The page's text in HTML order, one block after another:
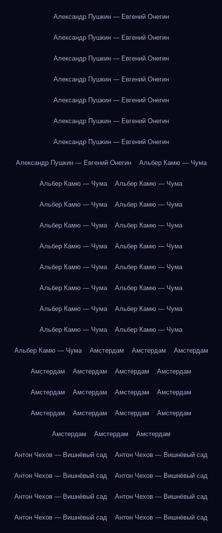
Александр Пушкин — Евгений Онегин
Александр Пушкин — Евгений Онегин
Александр Пушкин — Евгений Онегин
Александр Пушкин — Евгений Онегин
Александр Пушкин — Евгений Онегин
Александр Пушкин — Евгений Онегин
Александр Пушкин — Евгений Онегин
Александр Пушкин — Евгений Онегин Альбер Камю — Чума
Альбер Камю — Чума Альбер Камю — Чума
Альбер Камю — Чума Альбер Камю — Чума
Альбер Камю — Чума Альбер Камю — Чума
Альбер Камю — Чума Альбер Камю — Чума
Альбер Камю — Чума Альбер Камю — Чума
Альбер Камю — Чума Альбер Камю — Чума
Альбер Камю — Чума Альбер Камю — Чума
Альбер Камю — Чума Альбер Камю — Чума
Альбер Камю — Чума Амстердам Амстердам Амстердам
Амстердам Амстердам Амстердам Амстердам
Амстердам Амстердам Амстердам Амстердам
Амстердам Амстердам Амстердам Амстердам
Амстердам Амстердам Амстердам
Антон Чехов — Вишнёвый сад Антон Чехов — Вишнёвый сад
Антон Чехов — Вишнёвый сад Антон Чехов — Вишнёвый сад
Антон Чехов — Вишнёвый сад Антон Чехов — Вишнёвый сад
Антон Чехов — Вишнёвый сад Антон Чехов — Вишнёвый сад